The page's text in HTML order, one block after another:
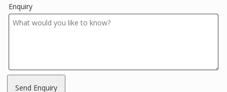
Enquiry